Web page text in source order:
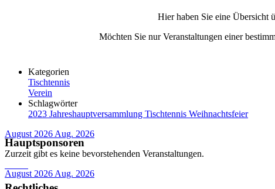
Hier haben Sie eine Übersicht
Möchten Sie nur Veranstaltungen einer
Kategorien
Tischtennis
Verein
Schlagwörter
2023 Jahreshauptversammlung Tischtennis Weihnachtsfeier
August 2026 Aug. 2026
Zurzeit gibt es keine bevorstehenden Veranstaltungen.
August 2026 Aug. 2026
Hauptsponsoren